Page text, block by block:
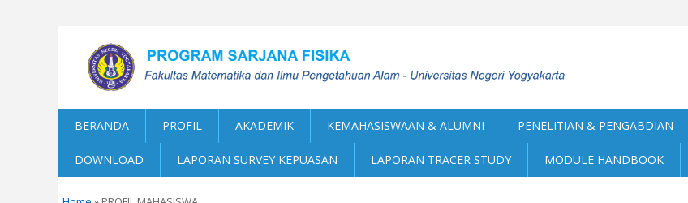
BERANDA PROFIL AKADEMIK KEMAHASISWAAN & ALUMNI PENELITIAN & PENGABDIAN
DOWNLOAD LAPORAN SURVEY KEPUASAN LAPORAN TRACER STUDY MODULE HANDBOOK